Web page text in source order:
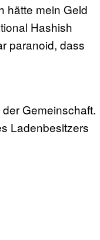
hätte mein Geld
Hashish
paranoid, dass
Gemeinschaft.
Ladenbesitzers